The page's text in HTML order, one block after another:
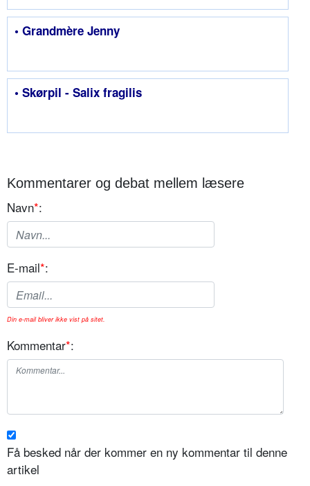
• Grandmère Jenny
• Skørpil - Salix fragilis
Kommentarer og debat mellem læsere
Navn*:
E-mail*:
Din e-mail bliver ikke vist på sitet.
Kommentar*:
Få besked når der kommer en ny kommentar til denne
artikel